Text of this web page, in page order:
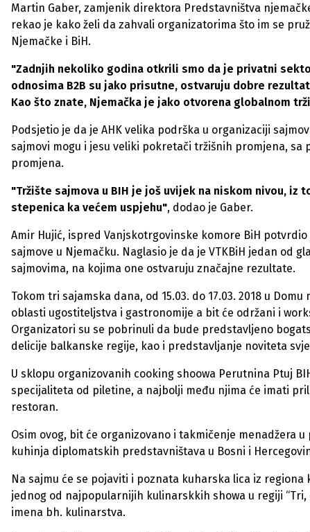
Martin Gaber, zamjenik direktora Predstavništva
rekao je kako želi da zahvali organizatorima što im se
Njemačke i BiH.
"Zadnjih nekoliko godina otkrili smo da je privatni
odnosima B2B su jako prisutne, ostvaruju dobre
Kao što znate, Njemačka je jako otvorena globalnom
Podsjetio je da je AHK velika podrška u organizaciji
sajmovi mogu i jesu veliki pokretači tržišnih promjena,
promjena.
"Tržište sajmova u BIH je još uvijek na niskom nivou, iz
stepenica ka većem uspjehu", dodao je Gaber.
Amir Hujić, ispred Vanjskotrgovinske komore BiH
sajmove u Njemačku. Naglasio je da je VTKBiH jedan od
sajmovima, na kojima one ostvaruju značajne rezultate.
Tokom tri sajamska dana, od 15.03. do 17.03. 2018 u
oblasti ugostiteljstva i gastronomije a bit će održani i
Organizatori su se pobrinuli da bude predstavljeno
delicije balkanske regije, kao i predstavljanje noviteta
U sklopu organizovanih cooking shoowa Perutnina Ptuj
specijaliteta od piletine, a najbolji među njima će imati
restoran.
Osim ovog, bit će organizovano i takmičenje
kuhinja diplomatskih predstavništava u Bosni i
Na sajmu će se pojaviti i poznata kuharska lica iz
jednog od najpopularnijih kulinarskkih showa u regiji
imena bh. kulinarstva.